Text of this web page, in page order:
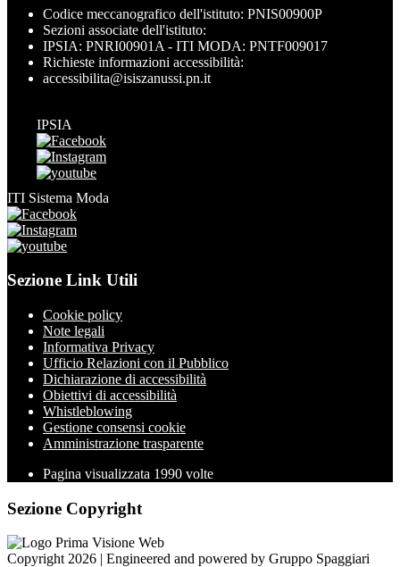
Codice meccanografico dell'istituto: PNIS00900P
Sezioni associate dell'istituto:
IPSIA: PNRI00901A - ITI MODA: PNTF009017
Richieste informazioni accessibilità:
accessibilita@isiszanussi.pn.it
IPSIA
ITI Sistema Moda
Sezione Link Utili
Cookie policy
Note legali
Informativa Privacy
Ufficio Relazioni con il Pubblico
Dichiarazione di accessibilità
Obiettivi di accessibilità
Whistleblowing
Gestione consensi cookie
Amministrazione trasparente
Pagina visualizzata 1990 volte
Sezione Copyright
Copyright 2026 | Engineered and powered by Gruppo Spaggiari